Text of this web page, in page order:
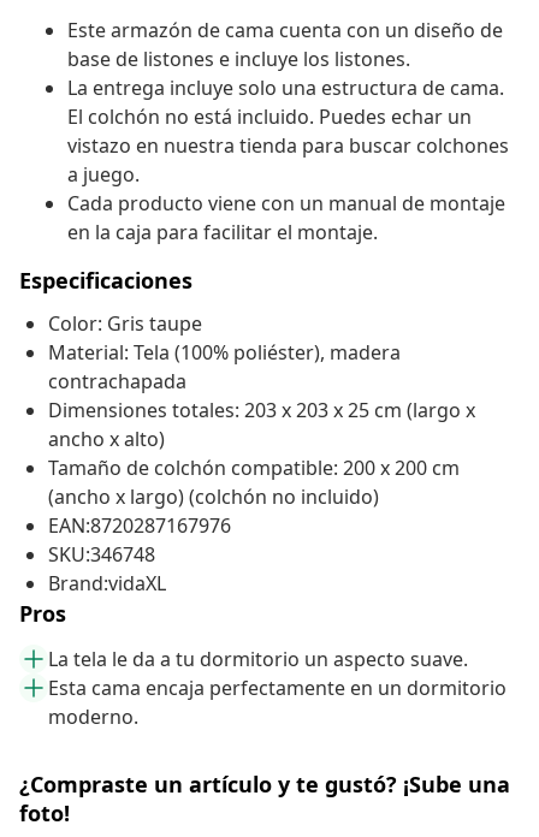
Este armazón de cama cuenta con un diseño de
base de listones e incluye los listones.
La entrega incluye solo una estructura de cama.
El colchón no está incluido. Puedes echar un
vistazo en nuestra tienda para buscar colchones
a juego.
Cada producto viene con un manual de montaje
en la caja para facilitar el montaje.
Especificaciones
Color: Gris taupe
Material: Tela (100% poliéster), madera
contrachapada
Dimensiones totales: 203 x 203 x 25 cm (largo x
ancho x alto)
Tamaño de colchón compatible: 200 x 200 cm
(ancho x largo) (colchón no incluido)
EAN:8720287167976
SKU:346748
Brand:vidaXL
Pros
La tela le da a tu dormitorio un aspecto suave.
Esta cama encaja perfectamente en un dormitorio
moderno.
¿Compraste un artículo y te gustó? ¡Sube una
foto!